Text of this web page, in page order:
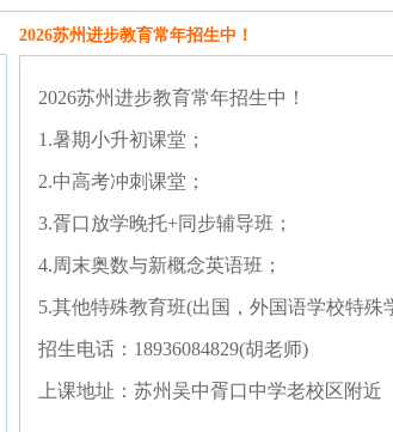
2026苏州进步教育常年招生中！
2026苏州进步教育常年招生中！
1.暑期小升初课堂；
2.中高考冲刺课堂；
3.胥口放学晚托+同步辅导班；
4.周末奥数与新概念英语班；
5.其他特殊教育班(出国，外国语学校特殊
招生电话：18936084829(胡老师)
上课地址：苏州吴中胥口中学老校区附近